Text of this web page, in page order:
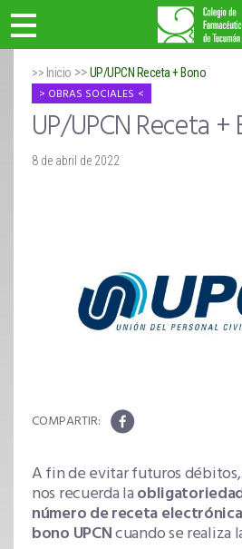
>> Inicio >>UP/UPCN Receta + Bono
OBRAS SOCIALES
UP/UPCN Receta +
8 de abril de 2022
A fin de evitar futuros débitos,
nos recuerda la
número de receta electrónica
bono UPCNcuando se realiza